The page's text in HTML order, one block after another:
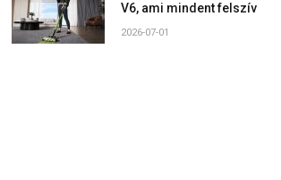
V6, ami mindent felszív
2026-07-01